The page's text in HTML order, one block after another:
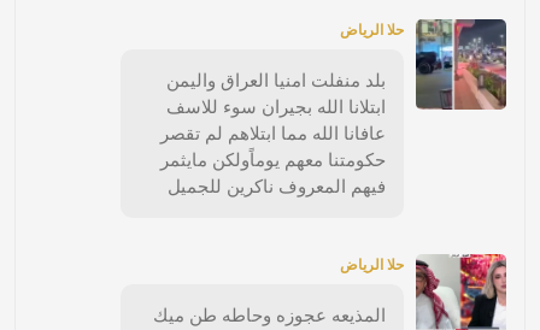
حلا الرياض
بلد منفلت امنيا العراق واليمن
ابتلانا الله بجيران سوء للاسف
عافانا الله مما ابتلاهم لم تقصر
حكومتنا معهم يوماًولكن مايثمر
فيهم المعروف ناكرين للجميل
حلا الرياض
المذيعه عجوزه وحاطه طن ميك